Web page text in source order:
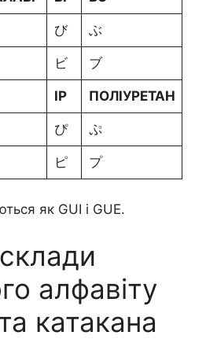
び ぶ
ビ ブ
IP ПОЛІУРЕТАН
ぴ ぷ
ピ プ
як GUI і GUE.
алфавіту
катакана